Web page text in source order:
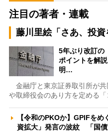
注目の著者・連載
藤川里絵「さあ、投資
5年ぶり改訂の
ポイントを解
明…
金融庁と東京証券取引所が
や取締役会のあり方を定める
【令和のPKOか】GPIFを
資拡大」発言の波紋 「国